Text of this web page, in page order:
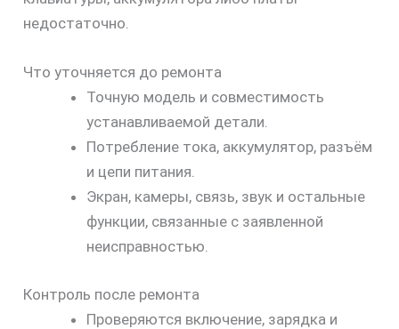
недостаточно.
Что уточняется до ремонта
Точную модель и совместимость
устанавливаемой детали.
Потребление тока, аккумулятор, разъём
и цепи питания.
Экран, камеры, связь, звук и остальные
функции, связанные с заявленной
неисправностью.
Контроль после ремонта
Проверяются включение, зарядка и